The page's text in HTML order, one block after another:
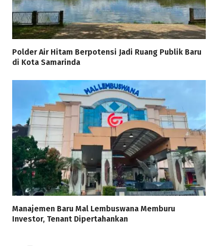
Polder Air Hitam Berpotensi Jadi Ruang Publik Baru
di Kota Samarinda
Manajemen Baru Mal Lembuswana Memburu
Investor, Tenant Dipertahankan